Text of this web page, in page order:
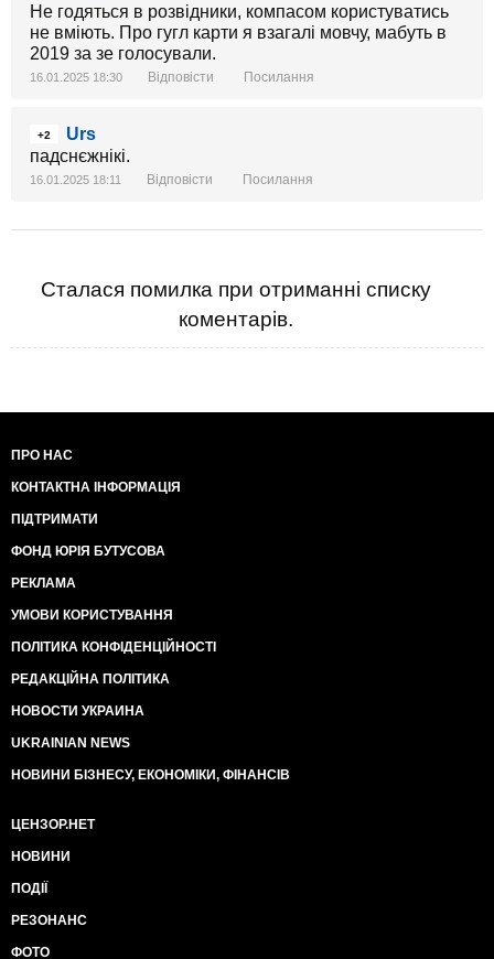
Не годяться в розвідники, компасом користуватись
не вміють. Про гугл карти я взагалі мовчу, мабуть в
2019 за зе голосували.
16.01.2025 18:30 Відповісти Посилання
+2
Urs
падснєжнікі.
16.01.2025 18:11 Відповісти Посилання
Сталася помилка при отриманні списку
коментарів.
ПРО НАС
КОНТАКТНА ІНФОРМАЦІЯ
ПІДТРИМАТИ
ФОНД ЮРІЯ БУТУСОВА
РЕКЛАМА
УМОВИ КОРИСТУВАННЯ
ПОЛІТИКА КОНФІДЕНЦІЙНОСТІ
РЕДАКЦІЙНА ПОЛІТИКА
НОВОСТИ УКРАИНА
UKRAINIAN NEWS
НОВИНИ БІЗНЕСУ, ЕКОНОМІКИ, ФІНАНСІВ
ЦЕНЗОР.НЕТ
НОВИНИ
ПОДІЇ
РЕЗОНАНС
ФОТО